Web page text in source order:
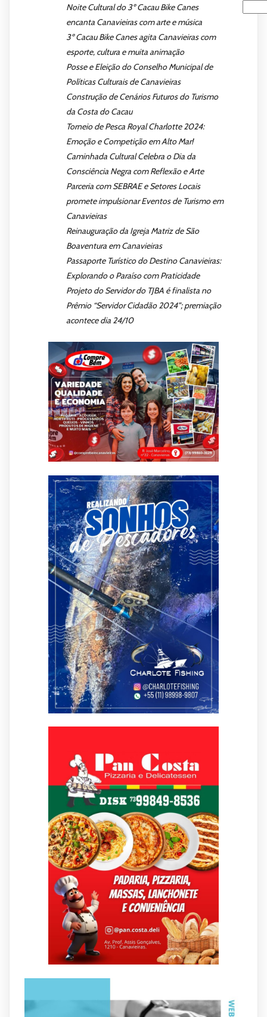
Noite Cultural do 3º Cacau Bike Canes
encanta Canavieiras com arte e música
3º Cacau Bike Canes agita Canavieiras com
esporte, cultura e muita animação
Posse e Eleição do Conselho Municipal de
Políticas Culturais de Canavieiras
Construção de Cenários Futuros do Turismo
da Costa do Cacau
Torneio de Pesca Royal Charlotte 2024:
Emoção e Competição em Alto Mar!
Caminhada Cultural Celebra o Dia da
Consciência Negra com Reflexão e Arte
Parceria com SEBRAE e Setores Locais
promete impulsionar Eventos de Turismo em
Canavieiras
Reinauguração da Igreja Matriz de São
Boaventura em Canavieiras
Passaporte Turístico do Destino Canavieiras:
Explorando o Paraíso com Praticidade
Projeto do Servidor do TJBA é finalista no
Prêmio “Servidor Cidadão 2024”; premiação
acontece dia 24/10